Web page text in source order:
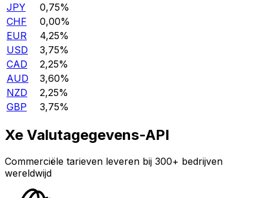
JPY
0,75%
CHF
0,00%
EUR
4,25%
USD
3,75%
CAD
2,25%
AUD
3,60%
NZD
2,25%
GBP
3,75%
Xe Valutagegevens-API
Commerciële tarieven leveren bij 300+ bedrijven
wereldwijd